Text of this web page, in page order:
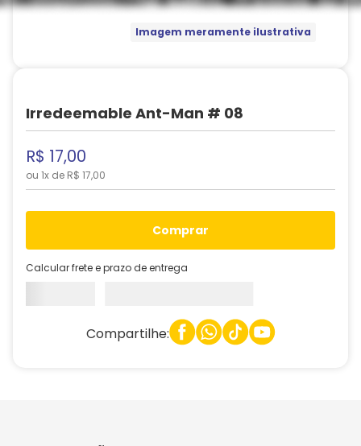
Imagem meramente ilustrativa
Irredeemable Ant-Man # 08
R$ 17,00
ou 1x de R$ 17,00
comprar
Calcular frete e prazo de entrega
Compartilhe: